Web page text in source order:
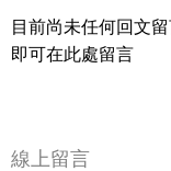
目前尚未任何回文
即可在此處留言
線上留言